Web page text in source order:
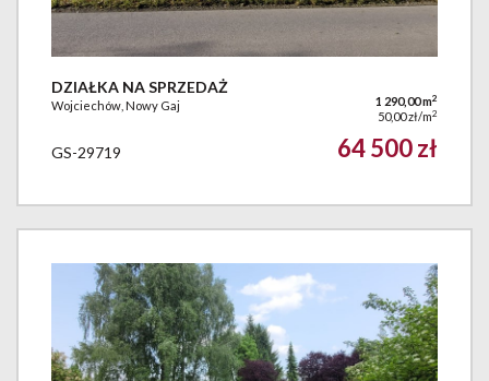
DZIAŁKA NA SPRZEDAŻ
Wojciechów, Nowy Gaj 1 290,00 m2
50,00 zł/m2
GS-29719 64 500 zł